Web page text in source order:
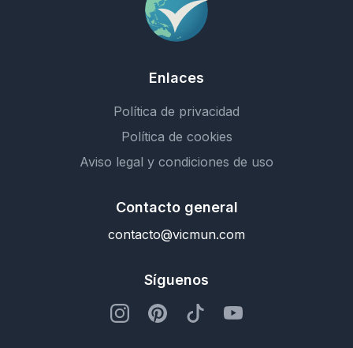
Enlaces
Política de privacidad
Política de cookies
Aviso legal y condiciones de uso
Contacto general
contacto@vicmun.com
Síguenos